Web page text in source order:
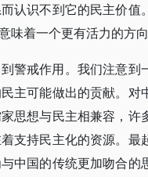
认识不到它的民主价值
着一个更有活力的方向
警戒作用。我们注意到
主可能做出的贡献。对
思想与民主相兼容，许
支持民主化的资源。最
中国的传统更加吻合的